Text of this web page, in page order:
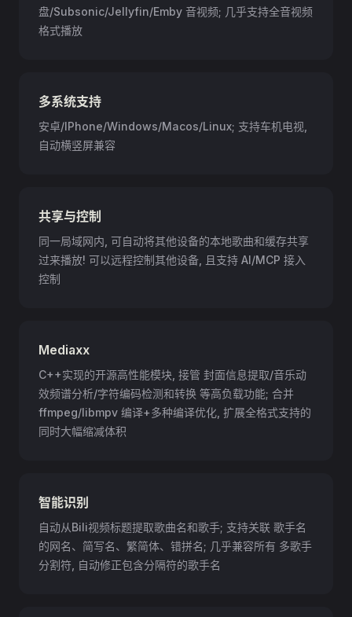
盘/Subsonic/Jellyfin/Emby 音视频; 几乎支持全音视频
格式播放
多系统支持
安卓/IPhone/Windows/Macos/Linux; 支持车机电视,
自动横竖屏兼容
共享与控制
同一局域网内, 可自动将其他设备的本地歌曲和缓存共享
过来播放! 可以远程控制其他设备, 且支持 AI/MCP 接入
控制
Mediaxx
C++实现的开源高性能模块, 接管 封面信息提取/音乐动
效频谱分析/字符编码检测和转换 等高负载功能; 合并
ffmpeg/libmpv 编译+多种编译优化, 扩展全格式支持的
同时大幅缩减体积
智能识别
自动从Bili视频标题提取歌曲名和歌手; 支持关联 歌手名
的网名、简写名、繁简体、错拼名; 几乎兼容所有 多歌手
分割符, 自动修正包含分隔符的歌手名